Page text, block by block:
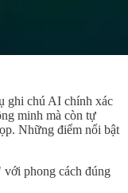
ghi chú AI chính xác
minh mà còn tự
Những điểm nổi bật
phong cách đúng